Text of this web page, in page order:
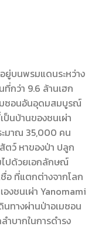
ยู่บนพรมแดนระหว่าง
ที่กว่า 9.6 ล้านเฮก
มซอนอันอุดมสมบูรณ์
นบ้านของชนเผ่า
ะมาณ 35,000 คน
ตว์ หาของป่า ปลูก
ปด้วยเอกลักษณ์
อ ที่แตกต่างจากโลก
งชนเผ่า Yanomami
ทางผ่านป่าอเมซอน
ำบากในการดำรง